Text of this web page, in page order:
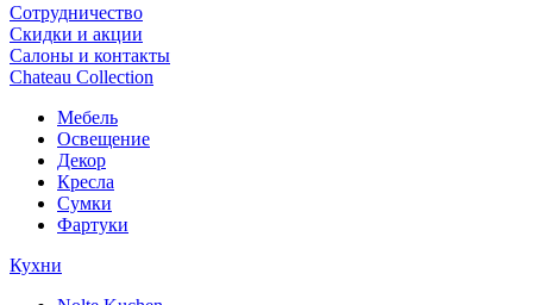
Сотрудничество
Скидки и акции
Салоны и контакты
Chateau Collection
Мебель
Освещение
Декор
Кресла
Сумки
Фартуки
Кухни